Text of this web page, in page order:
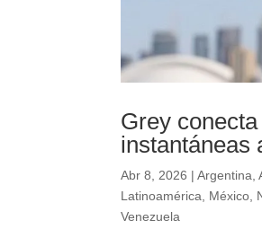
Grey
instantáneas
Abr 8, 2026 |Argentina ,
Latinoamérica
México
Venezuela